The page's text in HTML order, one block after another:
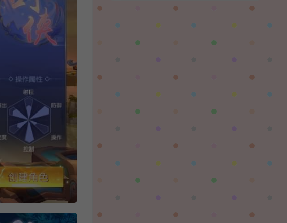
有没BUG